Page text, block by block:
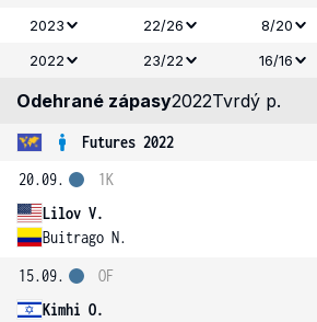
2023
22/26 8/20
2022
23/22 16/16
Odehrané zápasy2022Tvrdý p.
Futures 2022
20.09.
Lilov V.
Buitrago N.
1K
15.09.
Kimhi O.
OF